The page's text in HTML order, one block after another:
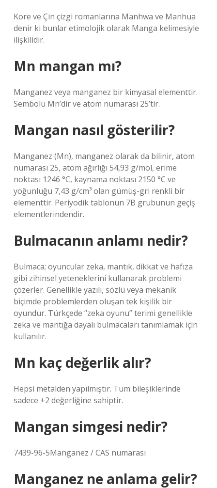
Kore ve Çin çizgi romanlarına Manhwa ve Manhua
denir ki bunlar etimolojik olarak Manga kelimesiyle
ilişkilidir.
Mn mangan mı?
Manganez veya manganez bir kimyasal elementtir.
Sembolü Mn’dir ve atom numarası 25’tir.
Mangan nasıl gösterilir?
Manganez (Mn), manganez olarak da bilinir, atom
numarası 25, atom ağırlığı 54,93 g/mol, erime
noktası 1246 °C, kaynama noktası 2150 °C ve
yoğunluğu 7,43 g/cm³ olan gümüş-gri renkli bir
elementtir. Periyodik tablonun 7B grubunun geçiş
elementlerindendir.
Bulmacanın anlamı nedir?
Bulmaca; oyuncular zeka, mantık, dikkat ve hafıza
gibi zihinsel yeteneklerini kullanarak problemi
çözerler. Genellikle yazılı, sözlü veya mekanik
biçimde problemlerden oluşan tek kişilik bir
oyundur. Türkçede “zeka oyunu” terimi genellikle
zeka ve mantığa dayalı bulmacaları tanımlamak için
kullanılır.
Mn kaç değerlik alır?
Hepsi metalden yapılmıştır. Tüm bileşiklerinde
sadece +2 değerliğine sahiptir.
Mangan simgesi nedir?
7439-96-5Manganez / CAS numarası
Manganez ne anlama gelir?